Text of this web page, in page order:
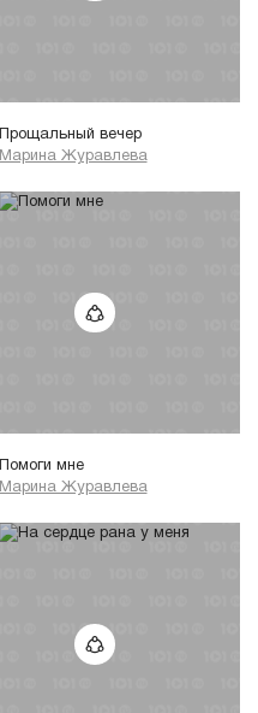
Прощальный вечер
Марина Журавлева
Помоги мне
Марина Журавлева